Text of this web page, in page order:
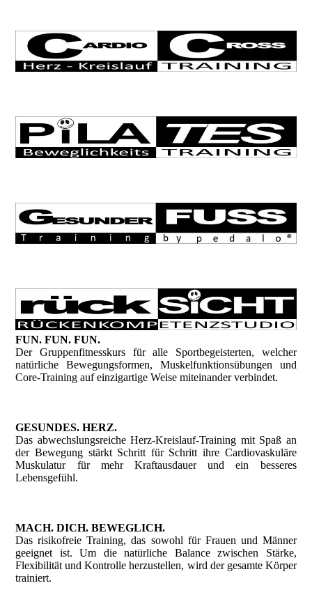
FUN. FUN. FUN.
Der Gruppenfitnesskurs für alle Sportbegeisterten, welcher
natürliche Bewegungsformen, Muskelfunktionsübungen und
Core-Training auf einzigartige Weise miteinander verbindet.
GESUNDES. HERZ.
Das abwechslungsreiche Herz-Kreislauf-Training mit Spaß an
der Bewegung stärkt Schritt für Schritt ihre Cardiovaskuläre
Muskulatur für mehr Kraftausdauer und ein besseres
Lebensgefühl.
MACH. DICH. BEWEGLICH.
Das risikofreie Training, das sowohl für Frauen und Männer
geeignet ist. Um die natürliche Balance zwischen Stärke,
Flexibilität und Kontrolle herzustellen, wird der gesamte Körper
trainiert.